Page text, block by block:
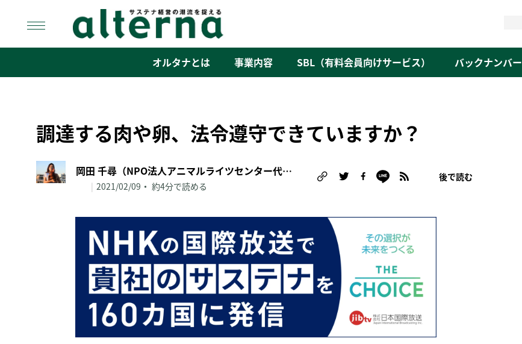
content
オルタナとは 事業内容 SBL（有料会員向けサービス） バックナンバー
調達する肉や卵、法令遵守できていますか？
岡田 千尋（NPO法人アニマルライツセンター代表理事/オルタナ客員論説委員）
| 2021/02/09 約4分で読める
後で読む